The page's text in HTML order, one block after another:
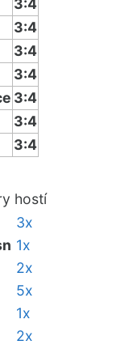
3:4
3:4
3:4
3:4
3:4
3:4
3:4
hostí
3x
1x
2x
5x
1x
2x